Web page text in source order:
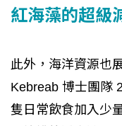
紅海藻的超級
此外，海洋資源也
Kebreab 博士團隊
隻日常飲食加入少